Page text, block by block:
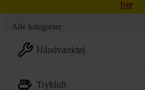
her
Alle kategorier
håndværktøj
trykluft